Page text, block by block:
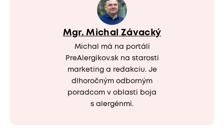
Mgr. Michal Závacký
Michal má na portáli
PreAlergikov.sk na starosti
marketing a redakciu. Je
dlhoročným odborným
poradcom v oblasti boja
s alergénmi.